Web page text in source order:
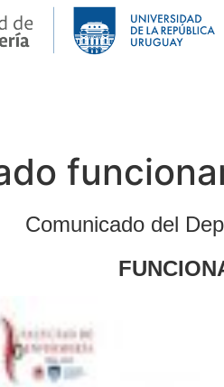
Comunicado del